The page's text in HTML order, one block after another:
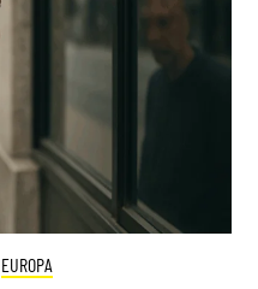
EUROPA